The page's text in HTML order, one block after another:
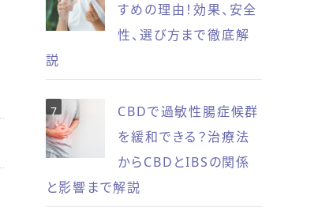
すめの理由！効果、安全
性、選び方まで徹底解
説
CBDで過敏性腸症候群
を緩和できる？治療法
からCBDとIBSの関係
と影響まで解説